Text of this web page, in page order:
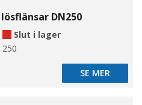
DN250
Slut i lager
250
SE MER
SE MER